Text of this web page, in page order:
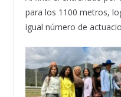
para los 1100 metros,
igual número de